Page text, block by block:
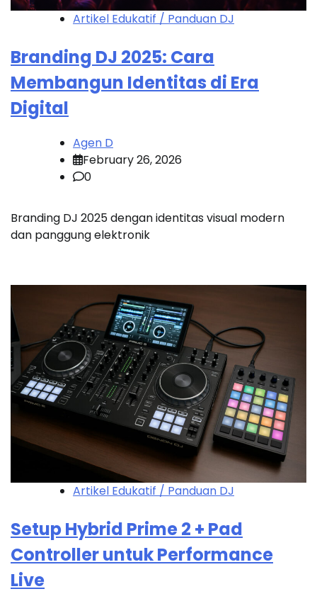
Artikel Edukatif / Panduan DJ
Branding DJ 2025: Cara
Membangun Identitas di Era
Digital
Agen D
February 26, 2026
0
Branding DJ 2025 dengan identitas visual modern
dan panggung elektronik
Artikel Edukatif / Panduan DJ
Setup Hybrid Prime 2 + Pad
Controller untuk Performance
Live